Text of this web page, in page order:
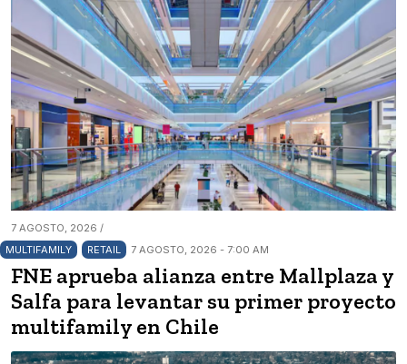
7 AGOSTO, 2026 /
MULTIFAMILY
RETAIL 7 AGOSTO, 2026 - 7:00 AM
FNE aprueba alianza entre Mallplaza y
Salfa para levantar su primer proyecto
multifamily en Chile